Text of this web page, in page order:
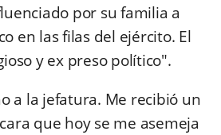
por su familia a
en las filas del ejército. El
y ex preso político".
a la jefatura. Me recibió un
que hoy se me asemeja